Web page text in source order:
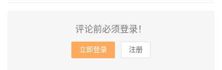
评论前必须登录！
立即登录 注册